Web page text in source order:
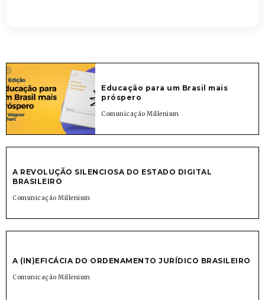
Educação para um Brasil mais
próspero
Comunicação Millenium
A REVOLUÇÃO SILENCIOSA DO ESTADO DIGITAL
BRASILEIRO
Comunicação Millenium
A (IN)EFICÁCIA DO ORDENAMENTO JURÍDICO BRASILEIRO
Comunicação Millenium